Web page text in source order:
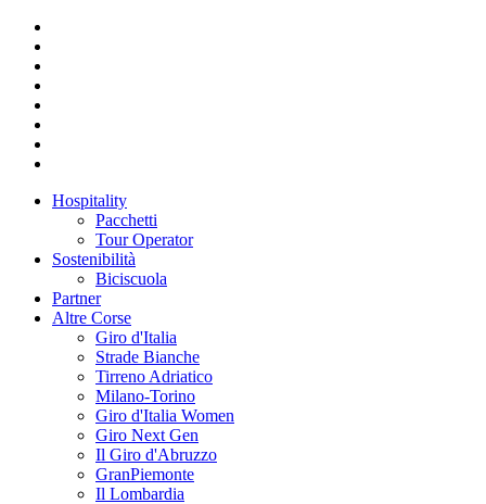
Hospitality
Pacchetti
Tour Operator
Sostenibilità
Biciscuola
Partner
Altre Corse
Giro d'Italia
Strade Bianche
Tirreno Adriatico
Milano-Torino
Giro d'Italia Women
Giro Next Gen
Il Giro d'Abruzzo
GranPiemonte
Il Lombardia